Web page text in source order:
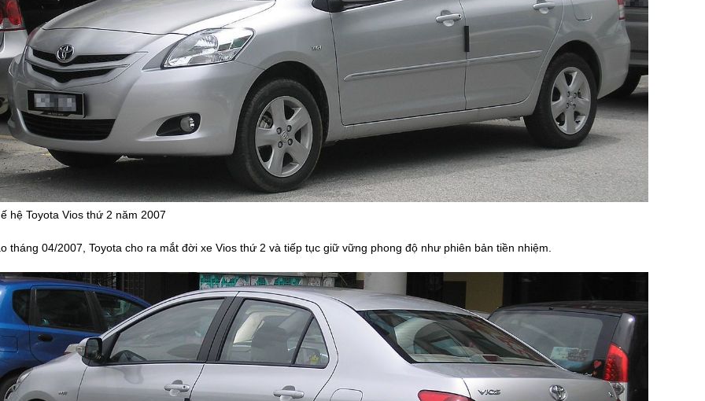
hệ Toyota Vios thứ 2 năm 2007
tháng 04/2007, Toyota cho ra mắt đời xe Vios thứ 2 và tiếp tục giữ vững phong độ như phiên bản tiền nhiệm.